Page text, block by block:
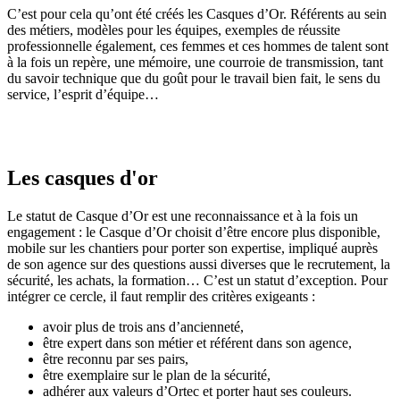
C’est pour cela qu’ont été créés les Casques d’Or. Référents au sein
des métiers, modèles pour les équipes, exemples de réussite
professionnelle également, ces femmes et ces hommes de talent sont
à la fois un repère, une mémoire, une courroie de transmission, tant
du savoir technique que du goût pour le travail bien fait, le sens du
service, l’esprit d’équipe…
Les casques d'or
Le statut de Casque d’Or est une reconnaissance et à la fois un
engagement : le Casque d’Or choisit d’être encore plus disponible,
mobile sur les chantiers pour porter son expertise, impliqué auprès
de son agence sur des questions aussi diverses que le recrutement, la
sécurité, les achats, la formation… C’est un statut d’exception. Pour
intégrer ce cercle, il faut remplir des critères exigeants :
avoir plus de trois ans d’ancienneté,
être expert dans son métier et référent dans son agence,
être reconnu par ses pairs,
être exemplaire sur le plan de la sécurité,
adhérer aux valeurs d’Ortec et porter haut ses couleurs.